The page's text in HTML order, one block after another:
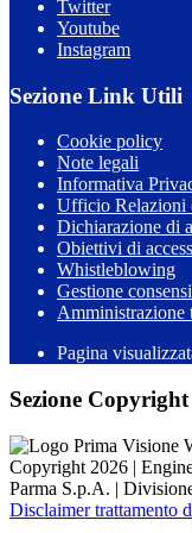
Twitter
Youtube
Instagram
Sezione Link Utili
Cookie policy
Note legali
Informativa
Ufficio Relazioni
Dichiarazione di
Obiettivi di
Whistleblowing
Gestione
Amministrazione
Pagina
Sezione Copyright
Copyright 2026 |
Parma S.p.A. |
Disclaimer trattamento